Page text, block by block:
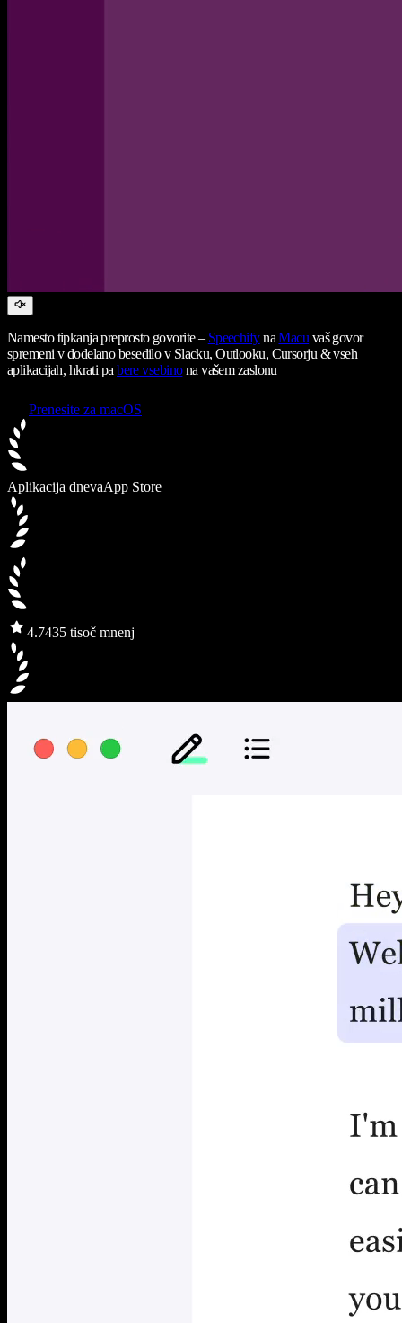
Namesto tipkanja preprosto govorite – SpeechifynaMacu vaš govor
spremeni v dodelano besedilo v Slacku, Outlooku, Cursorju & vseh
aplikacijah, hkrati pabere vsebinona vašem zaslonu
Prenesite za macOS
Aplikacija dnevaApp Store
4.7435 tisoč mnenj